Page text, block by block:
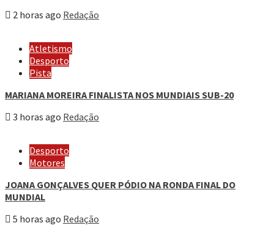
2 horas ago Redação
Atletismo
Desporto
Pista
MARIANA MOREIRA FINALISTA NOS MUNDIAIS SUB-20
3 horas ago Redação
Desporto
Motores
JOANA GONÇALVES QUER PÓDIO NA RONDA FINAL DO
MUNDIAL
5 horas ago Redação